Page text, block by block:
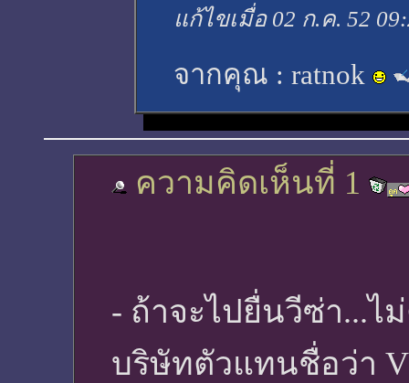
แก้ไขเมื่อ 02 ก.ค. 52
จากคุณ : ratnok
ความคิดเห็นที่ 1
- ถ้าจะไปยื่นวีซ่า...
บริษัทตัวแทนชื่อว่า